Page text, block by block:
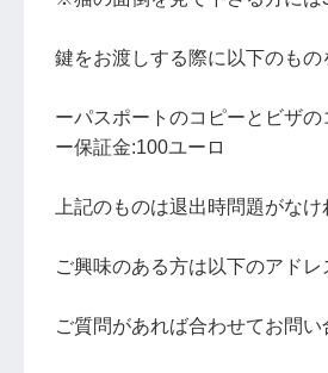
鍵をお渡しする際に以下のもの
ーパスポートのコピーとビザ
ー保証金:100ユーロ
上記のものは退出時問題がなけ
ご興味のある方は以下のアド
ご質問があれば合わせてお問い